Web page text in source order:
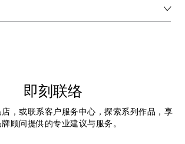
即刻联络
，或联系客户服务中心，探索系列作品，享
顾问提供的专业建议与服务。